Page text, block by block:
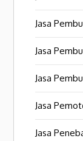
Jasa
Jasa
Jasa
Jasa
Jasa